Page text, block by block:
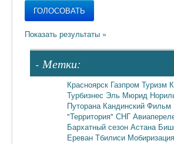
- Метки:
Красноярск Газпром Туризм
Турбизнес Эль Мюрид
Путорана Кандинский Фильм
"Территория" СНГ
Бархатный сезон Астана
Ереван Тбилиси Мобиризация